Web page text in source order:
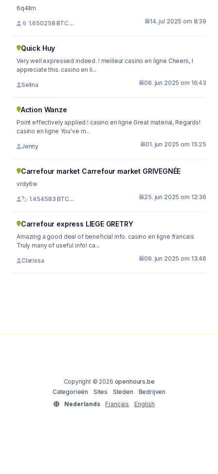
6q4llm
📎 1.650258 BTC.... 14. jul 2025 om 8:39
Quick Huy
Very well expressed indeed. ! meilleur casino en ligne Cheers, I
appreciate this. casino en li...
Selina 06. jun 2025 om 16:43
Action Wanze
Point effectively applied.! casino en ligne Great material, Regards!
casino en ligne You've m...
Jenny 01. jun 2025 om 15:25
Carrefour market Carrefour market GRIVEGNÉE
vrdy6w
🏷 1.454583 BTC.... 25. jun 2025 om 12:36
Carrefour express LIEGE GRETRY
Amazing a good deal of beneficial info. casino en ligne francais
Truly many of useful info! ca...
Clarissa 06. jun 2025 om 13:46
Copyright © 2026 openhours.be
Categorieën
Sites Steden
Bedrijven
Nederlands
Français English